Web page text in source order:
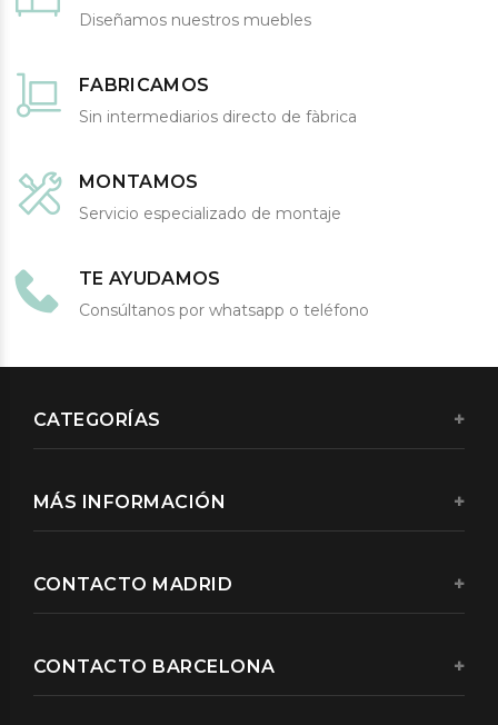
Diseñamos nuestros muebles
FABRICAMOS
Sin intermediarios directo de fàbrica
MONTAMOS
Servicio especializado de montaje
TE AYUDAMOS
Consúltanos por whatsapp o teléfono
CATEGORÍAS
MÁS INFORMACIÓN
CONTACTO MADRID
CONTACTO BARCELONA